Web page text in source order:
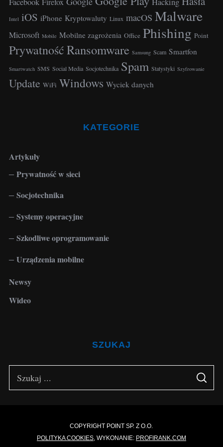
Intel iOS iPhone Kryptowaluty Linux macOS Malware
Microsoft Mobile Mobilne zagrożenia Office Phishing Point
PrywatnośćRansomware Samsung Scam Smartfon
Smartwatch SMS Social Media Socjotechnika Spam Statystyki Szyfrowanie
Update WiFi Windows Wyciek danych
KATEGORIE
Artykuły
Prywatność w sieci
Socjotechnika
Systemy operacyjne
Szkodliwe oprogramowanie
Urządzenia mobilne
Newsy
Wideo
SZUKAJ
S
A
COPYRIGHT POINT SP. Z O.O.
POLITYKA COOKIES, WYKONANIE: PROFIRANK.COM
h
f
r
: